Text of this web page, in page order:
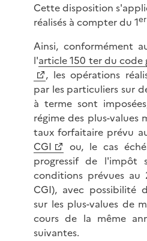
Cette disposition
réalisés à compter du 1er
Ainsi, conformément
l'article 150 ter du code
, les opérations
par les particuliers sur
à terme sont
régime des plus-values
taux forfaitaire prévu
CGI
ou, le cas
progressif de l'impôt
conditions prévues
CGI), avec possibilité
sur les plus-values de
cours de la même
suivantes.